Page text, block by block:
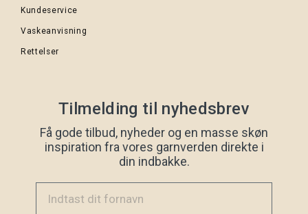
Kundeservice
Vaskeanvisning
Rettelser
Tilmelding til nyhedsbrev
Få gode tilbud, nyheder og en masse skøn
inspiration fra vores garnverden direkte i
din indbakke.